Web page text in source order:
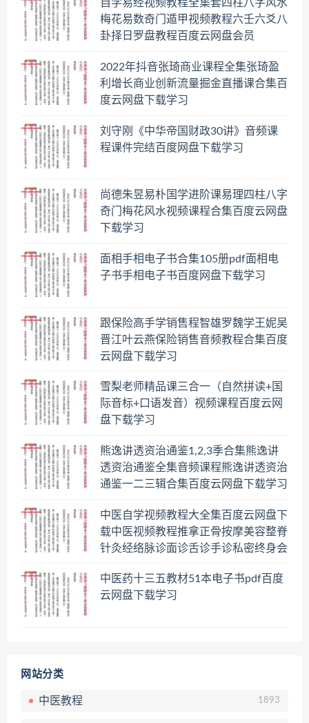
自学易经视频教程全集套四柱八字风水
梅花易数奇门遁甲视频教程六壬六爻八
卦择日罗盘教程百度云网盘会员
2022年抖音张琦商业课程全集张琦盈
利增长商业创新流量掘金直播课合集百
度云网盘下载学习
刘守刚《中华帝国财政30讲》音频课
程课件完结百度网盘下载学习
尚德朱昱易朴国学进阶课易理四柱八字
奇门梅花风水视频课程合集百度云网盘
下载学习
面相手相电子书合集105册pdf面相电
子书手相电子书百度网盘下载学习
跟保险高手学销售程智雄罗魏学王妮吴
晋江叶云燕保险销售音频教程合集百度
云网盘下载学习
雪梨老师精品课三合一（自然拼读+国
际音标+口语发音）视频课程百度云网
盘下载学习
熊逸讲透资治通鉴1,2,3季合集熊逸讲
透资治通鉴全集音频课程熊逸讲透资治
通鉴一二三辑合集百度云网盘下载学习
中医自学视频教程大全集百度云网盘下
载中医视频教程推拿正骨按摩美容整脊
针灸经络脉诊面诊舌诊手诊私密终身会
中医药十三五教材51本电子书pdf百度
云网盘下载学习
网站分类
中医教程 1893